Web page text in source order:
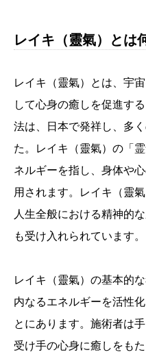
レイキ（靈氣）とは
レイキ（靈氣）とは、宇
して心身の癒しを促進す
法は、日本で発祥し、多
た。レイキ（靈氣）の「
ネルギーを指し、身体や
用されます。レイキ（靈
人生全般における精神的
も受け入れられています。
レイキ（靈氣）の基本的
内なるエネルギーを活性
とにあります。施術者は
受け手の心身に癒しをも